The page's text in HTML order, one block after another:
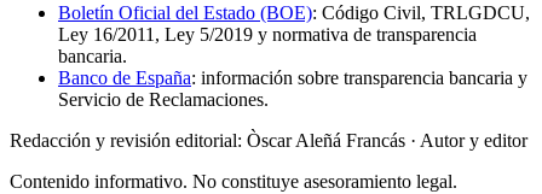
Boletín Oficial del Estado (BOE): Código Civil, TRLGDCU,
Ley 16/2011, Ley 5/2019 y normativa de transparencia
bancaria.
Banco de España: información sobre transparencia bancaria y
Servicio de Reclamaciones.
Redacción y revisión editorial: Òscar Aleñá Francás · Autor y editor
Contenido informativo. No constituye asesoramiento legal.